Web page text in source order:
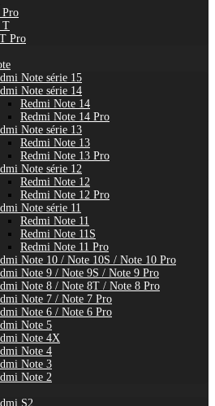
Pro
T
Pro
Note série 15
Note série 14
Redmi Note 14
Redmi Note 14 Pro
Note série 13
Redmi Note 13
Redmi Note 13 Pro
Note série 12
Redmi Note 12
Redmi Note 12 Pro
Note série 11
Redmi Note 11
Redmi Note 11S
Redmi Note 11 Pro
Note 10 / Note 10S / Note 10 Pro
Note 9 / Note 9S / Note 9 Pro
Note 8 / Note 8T / Note 8 Pro
Note 7 / Note 7 Pro
Note 6 / Note 6 Pro
Note 5
Note 4X
Note 4
Note 3
Note 2
S2